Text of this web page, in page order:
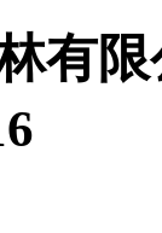
有